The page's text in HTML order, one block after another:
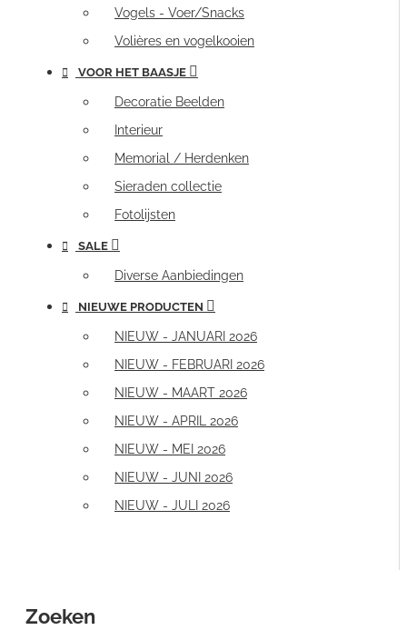
Vogels - Voer/Snacks
Volières en vogelkooien
VOOR HET BAASJE
Decoratie Beelden
Interieur
Memorial / Herdenken
Sieraden collectie
Fotolijsten
SALE
Diverse Aanbiedingen
NIEUWE PRODUCTEN
NIEUW - JANUARI 2026
NIEUW - FEBRUARI 2026
NIEUW - MAART 2026
NIEUW - APRIL 2026
NIEUW - MEI 2026
NIEUW - JUNI 2026
NIEUW - JULI 2026
Zoeken